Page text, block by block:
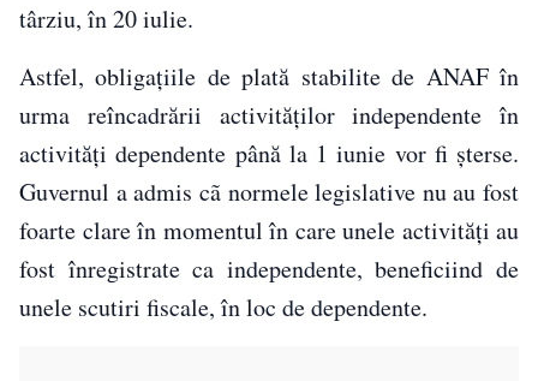
târziu, în 20 iulie.
Astfel, obligaţiile de plată stabilite de ANAF în
urma reîncadrării activităţilor independente în
activităţi dependente până la 1 iunie vor fi şterse.
Guvernul a admis cã normele legislative nu au fost
foarte clare în momentul în care unele activităţi au
fost înregistrate ca independente, beneficiind de
unele scutiri fiscale, în loc de dependente.